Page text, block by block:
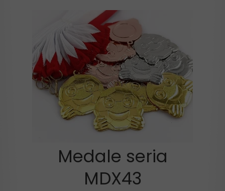
Medale seria
MDX43
Otrzymuj aktualności, wiadomości
i specjalne oferty.